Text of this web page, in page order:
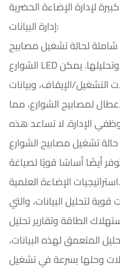
إدارة البيانات:
لحالة تشغيل مصابيح
الشوارع LED من خلال وظائف جمع البيانات وتحليلها. يمكن
التشغيل/الإيقاف، وبيانات
لمصابيح الشوارع، مما
الإدارة. لا تساعد هذه
تشغيل مصابيح الشوارع
أيضًا أساسًا قويًا لصياغة
استراتيجيات الإضاءة العلمية.
لتحليل البيانات، والتي
الطاقة وتقارير تحليل
المتعمق لهذه البيانات،
وحلها بسرعة في تشغيل